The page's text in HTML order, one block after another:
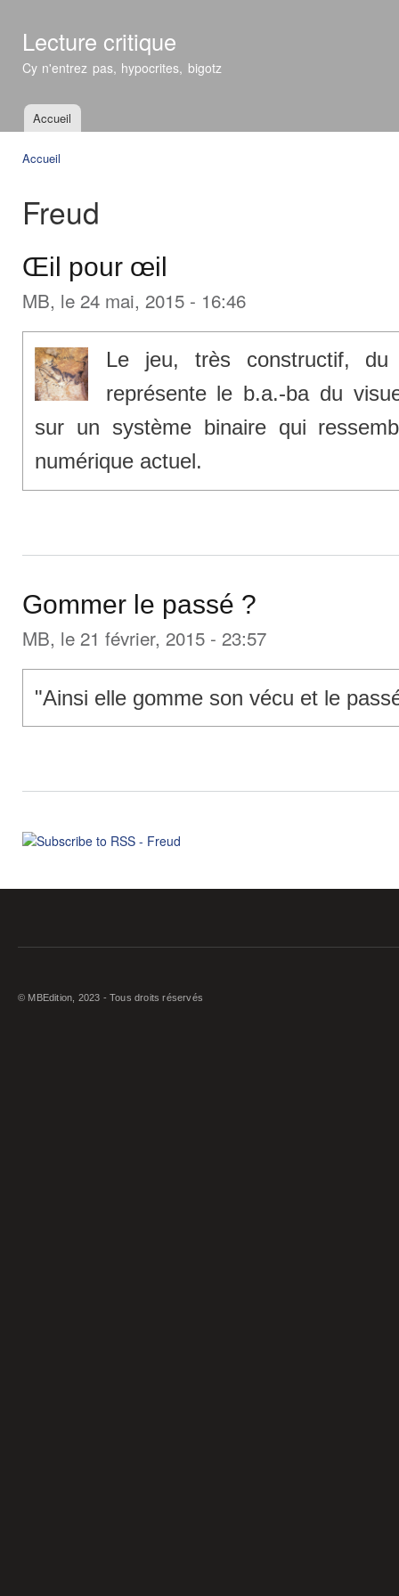
Lecture critique
Cy n'entrez pas, hypocrites, bigotz
Menu principal
Accueil
Accueil
Freud
Œil pour œil
MB, le 24 mai, 2015 - 16:46
Le jeu, très constructif, du
représente le b.a.-ba du
sur un système binaire qui
numérique actuel.
Gommer le passé ?
MB, le 21 février, 2015 - 23:57
"Ainsi elle gomme son vécu et le
© MBEdition, 2023 - Tous droits réservés